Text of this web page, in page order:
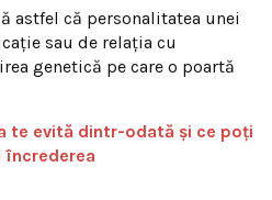
astfel că personalitatea unei
sau de relația cu
genetică pe care o poartă
te evită dintr-odată și ce poți